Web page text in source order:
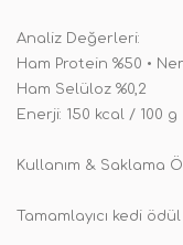
Analiz Değerleri:
Ham Protein %50 •
Ham Selüloz %0,2
Enerji: 150 kcal / 100 g
Kullanım & Saklama
Tamamlayıcı kedi